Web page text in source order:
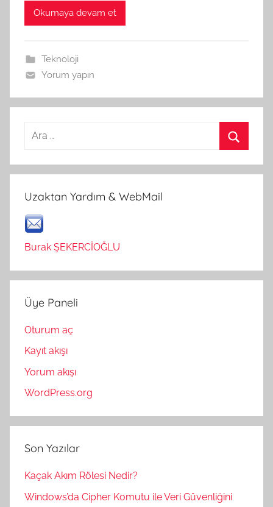
Okumaya devam et
Teknoloji
Yorum yapın
Arama:
Uzaktan Yardım & WebMail
Burak ŞEKERCİOĞLU
Üye Paneli
Oturum aç
Kayıt akışı
Yorum akışı
WordPress.org
Son Yazılar
Kaçak Akım Rölesi Nedir?
Windows’da Cipher Komutu ile Veri Güvenliğini